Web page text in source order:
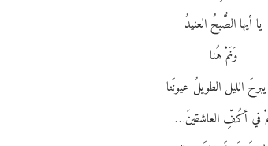
يا أيها الصُّبحُ العنيدُ
وَنَمْ هُنا
الليل الطويلُ عيونَنا
في أكُفِّ العاشقينَ…